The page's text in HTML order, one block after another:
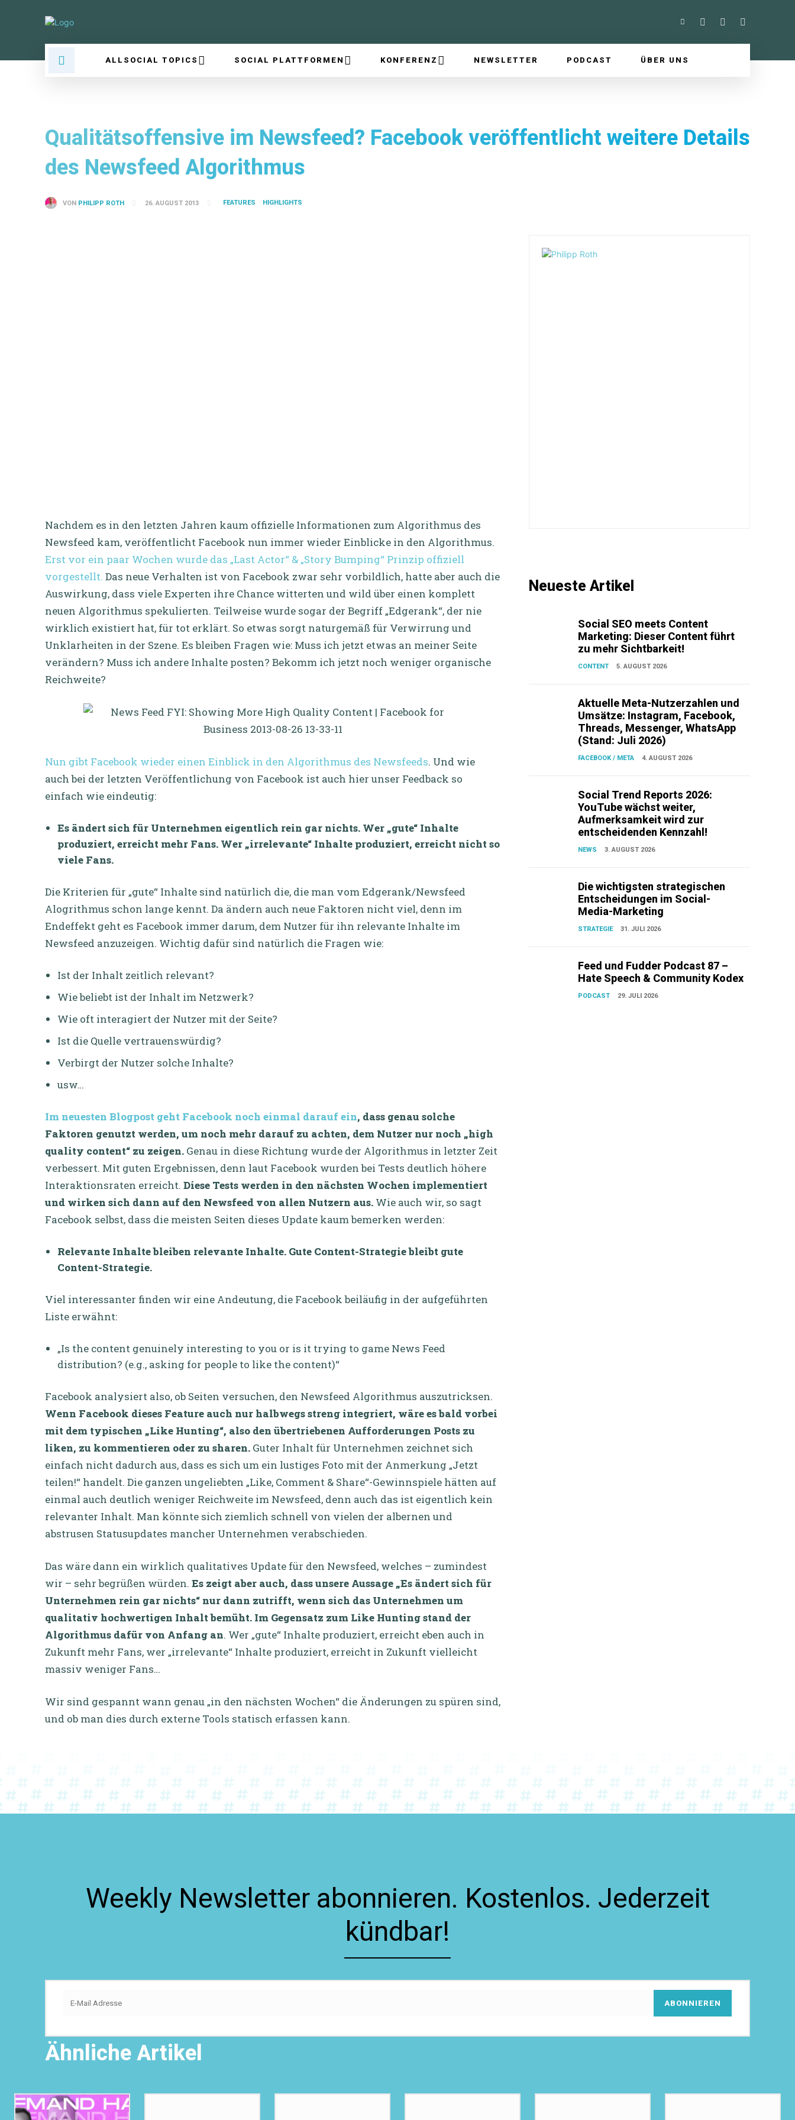
ALLSOCIAL TOPICS SOCIAL PLATTFORMEN KONFERENZ NEWSLETTER PODCAST ÜBER UNS
Qualitätsoffensive im Newsfeed? Facebook veröffentlicht weitere Details
des Newsfeed Algorithmus
VON PHILIPP ROTH 26. AUGUST 2013 FEATURES HIGHLIGHTS
Nachdem es in den letzten Jahren kaum offizielle Informationen zum Algorithmus des
Newsfeed kam, veröffentlicht Facebook nun immer wieder Einblicke in den Algorithmus.
Erst vor ein paar Wochen wurde das „Last Actor“ & „Story Bumping“ Prinzip offiziell
vorgestellt. Das neue Verhalten ist von Facebook zwar sehr vorbildlich, hatte aber auch die
Auswirkung, dass viele Experten ihre Chance witterten und wild über einen komplett
neuen Algorithmus spekulierten. Teilweise wurde sogar der Begriff „Edgerank“, der nie
wirklich existiert hat, für tot erklärt. So etwas sorgt naturgemäß für Verwirrung und
Unklarheiten in der Szene. Es bleiben Fragen wie: Muss ich jetzt etwas an meiner Seite
verändern? Muss ich andere Inhalte posten? Bekomm ich jetzt noch weniger organische
Reichweite?
Nun gibt Facebook wieder einen Einblick in den Algorithmus des Newsfeeds. Und wie
auch bei der letzten Veröffentlichung von Facebook ist auch hier unser Feedback so
einfach wie eindeutig:
Es ändert sich für Unternehmen eigentlich rein gar nichts. Wer „gute“ Inhalte
produziert, erreicht mehr Fans. Wer „irrelevante“ Inhalte produziert, erreicht nicht so
viele Fans.
Die Kriterien für „gute“ Inhalte sind natürlich die, die man vom Edgerank/Newsfeed
Alogrithmus schon lange kennt. Da ändern auch neue Faktoren nicht viel, denn im
Endeffekt geht es Facebook immer darum, dem Nutzer für ihn relevante Inhalte im
Newsfeed anzuzeigen. Wichtig dafür sind natürlich die Fragen wie:
Ist der Inhalt zeitlich relevant?
Wie beliebt ist der Inhalt im Netzwerk?
Wie oft interagiert der Nutzer mit der Seite?
Ist die Quelle vertrauenswürdig?
Verbirgt der Nutzer solche Inhalte?
usw…
Im neuesten Blogpost geht Facebook noch einmal darauf ein, dass genau solche
Faktoren genutzt werden, um noch mehr darauf zu achten, dem Nutzer nur noch „high
quality content“ zu zeigen. Genau in diese Richtung wurde der Algorithmus in letzter Zeit
verbessert. Mit guten Ergebnissen, denn laut Facebook wurden bei Tests deutlich höhere
Interaktionsraten erreicht. Diese Tests werden in den nächsten Wochen implementiert
und wirken sich dann auf den Newsfeed von allen Nutzern aus. Wie auch wir, so sagt
Facebook selbst, dass die meisten Seiten dieses Update kaum bemerken werden:
Relevante Inhalte bleiben relevante Inhalte. Gute Content-Strategie bleibt gute
Content-Strategie.
Viel interessanter finden wir eine Andeutung, die Facebook beiläufig in der aufgeführten
Liste erwähnt:
„Is the content genuinely interesting to you or is it trying to game News Feed
distribution? (e.g., asking for people to like the content)“
Facebook analysiert also, ob Seiten versuchen, den Newsfeed Algorithmus auszutricksen.
Wenn Facebook dieses Feature auch nur halbwegs streng integriert, wäre es bald vorbei
mit dem typischen „Like Hunting“, also den übertriebenen Aufforderungen Posts zu
liken, zu kommentieren oder zu sharen. Guter Inhalt für Unternehmen zeichnet sich
einfach nicht dadurch aus, dass es sich um ein lustiges Foto mit der Anmerkung „Jetzt
teilen!“ handelt. Die ganzen ungeliebten „Like, Comment & Share“-Gewinnspiele hätten auf
einmal auch deutlich weniger Reichweite im Newsfeed, denn auch das ist eigentlich kein
relevanter Inhalt. Man könnte sich ziemlich schnell von vielen der albernen und
abstrusen Statusupdates mancher Unternehmen verabschieden.
Das wäre dann ein wirklich qualitatives Update für den Newsfeed, welches – zumindest
wir – sehr begrüßen würden. Es zeigt aber auch, dass unsere Aussage „Es ändert sich für
Unternehmen rein gar nichts“ nur dann zutrifft, wenn sich das Unternehmen um
qualitativ hochwertigen Inhalt bemüht. Im Gegensatz zum Like Hunting stand der
Algorithmus dafür von Anfang an. Wer „gute“ Inhalte produziert, erreicht eben auch in
Zukunft mehr Fans, wer „irrelevante“ Inhalte produziert, erreicht in Zukunft vielleicht
massiv weniger Fans…
Wir sind gespannt wann genau „in den nächsten Wochen“ die Änderungen zu spüren sind,
und ob man dies durch externe Tools statisch erfassen kann.
Neueste Artikel
Social SEO meets Content
Marketing: Dieser Content führt
zu mehr Sichtbarkeit!
CONTENT 5. AUGUST 2026
Aktuelle Meta-Nutzerzahlen und
Umsätze: Instagram, Facebook,
Threads, Messenger, WhatsApp
(Stand: Juli 2026)
FACEBOOK / META 4. AUGUST 2026
Social Trend Reports 2026:
YouTube wächst weiter,
Aufmerksamkeit wird zur
entscheidenden Kennzahl!
NEWS 3. AUGUST 2026
Die wichtigsten strategischen
Entscheidungen im Social-
Media-Marketing
STRATEGIE 31. JULI 2026
Feed und Fudder Podcast 87 –
Hate Speech & Community Kodex
PODCAST 29. JULI 2026
Weekly Newsletter abonnieren. Kostenlos. Jederzeit
kündbar!
ABONNIEREN
Ähnliche Artikel